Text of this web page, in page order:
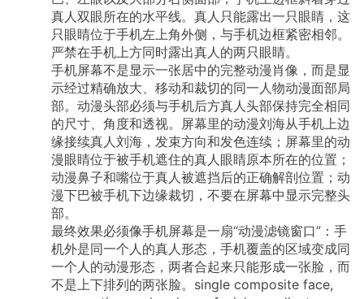
真人双眼所在的水平线。真人只能露出一只眼睛，这
只眼睛位于手机左上角外侧，与手机边框紧密相邻。
严禁在手机上方同时露出真人的两只眼睛。
手机屏幕不是显示一张居中的完整动漫肖像，而是显
示经过精确放大、移动和裁切的同一人物动漫面部局
部。动漫头部必须与手机后方真人头部保持完全相同
的尺寸、角度和透视。屏幕里的动漫刘海从手机上边
缘接续真人刘海，发束方向和发色连续；屏幕里的动
漫眼睛位于被手机遮住的真人眼睛原本所在的位置；
动漫鼻子和嘴位于真人被遮挡后的正确解剖位置；动
漫下巴被手机下边缘裁切，不要在屏幕中显示完整头
部。
最终效果必须像手机屏幕是一扇“动漫滤镜窗口”：手
机外是同一个人的真人形态，手机覆盖的区域变成同
一个人的动漫形态，两者合起来只能形成一张脸，而
不是上下排列的两张脸。single composite face,